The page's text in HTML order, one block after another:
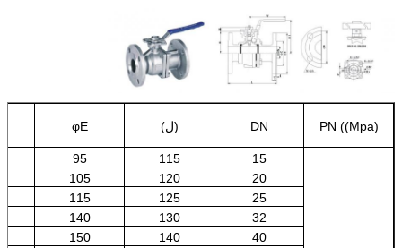
PN ((Mpa)
DN (ل) φE
15
115
95
20
120
105
25
125
115
32
130
140
40
140
150